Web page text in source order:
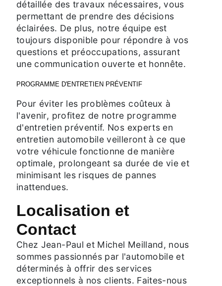
détaillée des travaux nécessaires, vous
permettant de prendre des décisions
éclairées. De plus, notre équipe est
toujours disponible pour répondre à vos
questions et préoccupations, assurant
une communication ouverte et honnête.
PROGRAMME D'ENTRETIEN PRÉVENTIF
Pour éviter les problèmes coûteux à
l'avenir, profitez de notre programme
d'entretien préventif. Nos experts en
entretien automobile veilleront à ce que
votre véhicule fonctionne de manière
optimale, prolongeant sa durée de vie et
minimisant les risques de pannes
inattendues.
Localisation et
Contact
Chez Jean-Paul et Michel Meilland, nous
sommes passionnés par l'automobile et
déterminés à offrir des services
exceptionnels à nos clients. Faites-nous